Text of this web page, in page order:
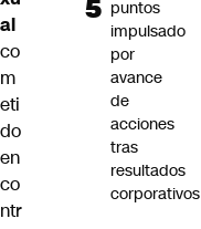
al
co
m
eti
do
en
co
ntr
puntos
impulsado
por
avance
de
acciones
tras
resultados
corporativos